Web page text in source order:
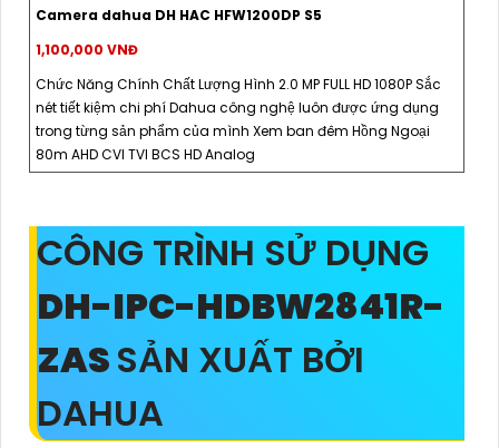
Camera dahua DH HAC HFW1200DP S5
1,100,000 VNĐ
Chức Năng Chính Chất Lượng Hình 2.0 MP FULL HD 1080P Sắc
nét tiết kiệm chi phí Dahua công nghệ luôn được ứng dụng
trong từng sản phẩm của mình Xem ban đêm Hồng Ngoại
80m AHD CVI TVI BCS HD Analog
CÔNG TRÌNH SỬ DỤNG
DH-IPC-HDBW2841R-
ZASSẢN XUẤT BỞI
DAHUA